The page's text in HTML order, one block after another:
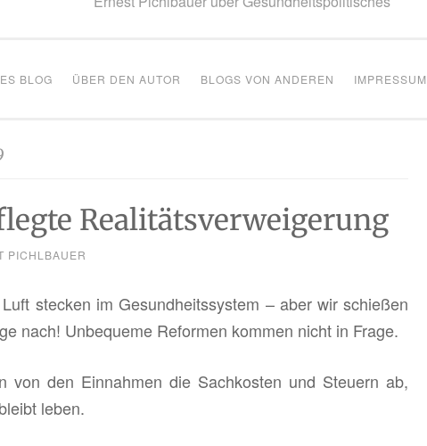
BLOG ÜBER DEN AUTOR BLOGS VON ANDEREN IMPRESSUM
Realitätsverweigerung
PICHLBAUER
ste­cken im Ge­sund­heits­sys­tem – aber wir schie­ßen
nach! Un­be­que­me Re­for­men kom­men nicht in Frage.
von den Ein­nah­men die Sach­kos­ten und Steu­ern ab,
leben.